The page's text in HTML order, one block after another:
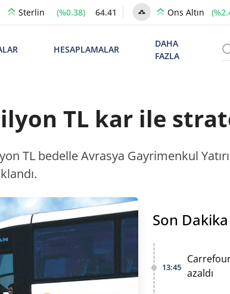
Sterlin (%0.38) 64.41 Ons Altın
HESAPLAMALAR
DAHA
FAZLA
TL kar ile
TL bedelle Avrasya Gayrimenkul
Son
13:45 azaldı